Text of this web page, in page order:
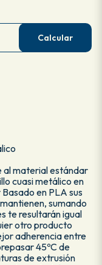
Calcular
al material estándar
cuasi metálico en
en PLA sus
sumando
te resultarán igual
otro producto
adherencia entre
45ºC de
de extrusión